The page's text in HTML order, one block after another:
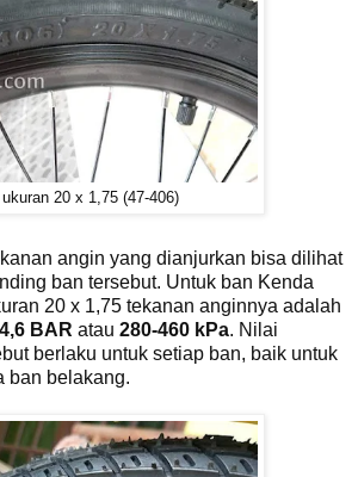
ukuran 20 x 1,75 (47-406)
angin yang dianjurkan bisa dilihat
ban tersebut. Untuk ban Kenda
20 x 1,75 tekanan anginnya adalah
BAR atau 280-460 kPa. Nilai
berlaku untuk setiap ban, baik untuk
ban belakang.